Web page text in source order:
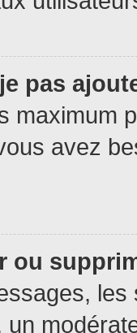
pas
maximum
avez
ou
un